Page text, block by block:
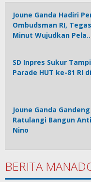
Joune Ganda Hadiri
Ombudsman RI,
Minut Wujudkan
SD Inpres Sukur
Parade HUT ke-81 RI
Joune Ganda
Ratulangi Bangun
Nino
BERITA